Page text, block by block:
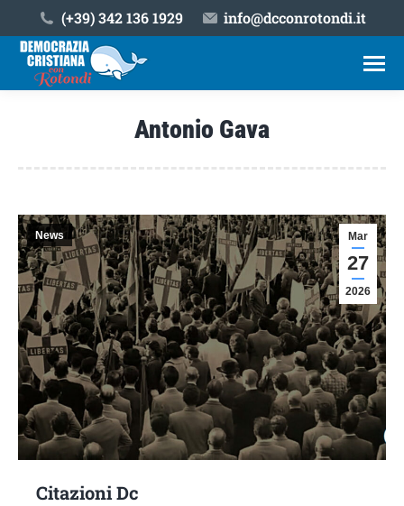
(+39) ‎342 136 1929 info@dcconrotondi.it
Antonio Gava
Mar
27
2026
News
Citazioni Dc